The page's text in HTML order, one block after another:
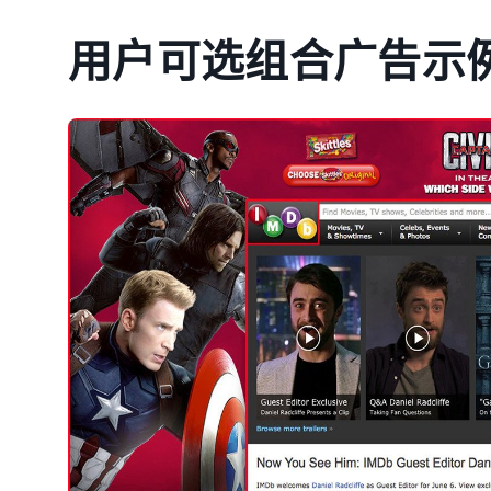
用户可选组合广告示